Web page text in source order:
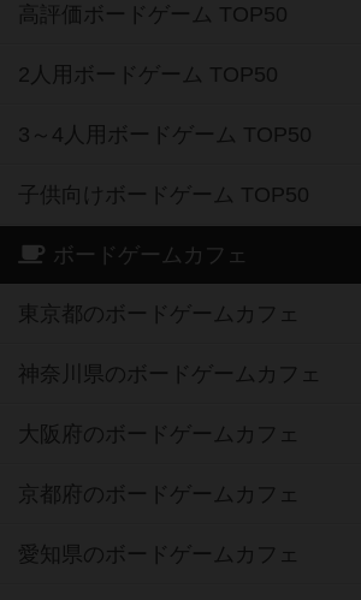
高評価ボードゲーム TOP50
2人用ボードゲーム TOP50
3～4人用ボードゲーム TOP50
子供向けボードゲーム TOP50
ボードゲームカフェ
東京都のボードゲームカフェ
神奈川県のボードゲームカフェ
大阪府のボードゲームカフェ
京都府のボードゲームカフェ
愛知県のボードゲームカフェ